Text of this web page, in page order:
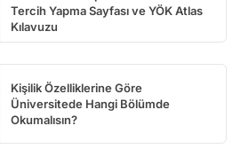
Tercih Yapma Sayfası ve YÖK Atlas
Kılavuzu
Kişilik Özelliklerine Göre
Üniversitede Hangi Bölümde
Okumalısın?